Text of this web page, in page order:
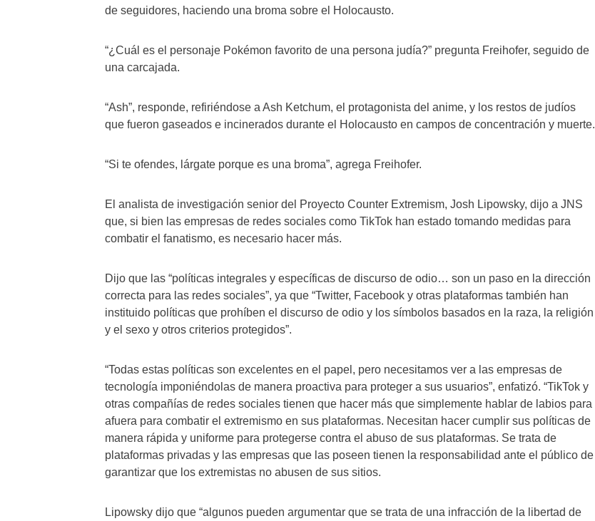
de seguidores, haciendo una broma sobre el Holocausto.
“¿Cuál es el personaje Pokémon favorito de una persona judía?” pregunta Freihofer, seguido de
una carcajada.
“Ash”, responde, refiriéndose a Ash Ketchum, el protagonista del anime, y los restos de judíos
que fueron gaseados e incinerados durante el Holocausto en campos de concentración y muerte.
“Si te ofendes, lárgate porque es una broma”, agrega Freihofer.
El analista de investigación senior del Proyecto Counter Extremism, Josh Lipowsky, dijo a JNS
que, si bien las empresas de redes sociales como TikTok han estado tomando medidas para
combatir el fanatismo, es necesario hacer más.
Dijo que las “políticas integrales y específicas de discurso de odio… son un paso en la dirección
correcta para las redes sociales”, ya que “Twitter, Facebook y otras plataformas también han
instituido políticas que prohíben el discurso de odio y los símbolos basados ​​en la raza, la religión
y el sexo y otros criterios protegidos”.
“Todas estas políticas son excelentes en el papel, pero necesitamos ver a las empresas de
tecnología imponiéndolas de manera proactiva para proteger a sus usuarios”, enfatizó. “TikTok y
otras compañías de redes sociales tienen que hacer más que simplemente hablar de labios para
afuera para combatir el extremismo en sus plataformas. Necesitan hacer cumplir sus políticas de
manera rápida y uniforme para protegerse contra el abuso de sus plataformas. Se trata de
plataformas privadas y las empresas que las poseen tienen la responsabilidad ante el público de
garantizar que los extremistas no abusen de sus sitios.
Lipowsky dijo que “algunos pueden argumentar que se trata de una infracción de la libertad de